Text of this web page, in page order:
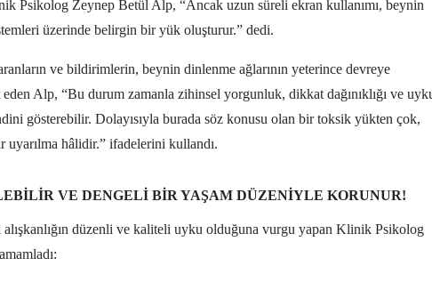
Psikolog Zeynep Betül Alp, “Ancak uzun süreli ekran kullanımı, beynin
üzerinde belirgin bir yük oluşturur.” dedi.
ve bildirimlerin, beynin dinlenme ağlarının yeterince devreye
Alp, “Bu durum zamanla zihinsel yorgunluk, dikkat dağınıklığı ve
gösterebilir. Dolayısıyla burada söz konusu olan bir toksik yükten çok,
hâlidir.” ifadelerini kullandı.
VE DENGELI BIR YAŞAM DÜZENIYLE KORUNUR!
alışkanlığın düzenli ve kaliteli uyku olduğuna vurgu yapan Klinik Psikolog